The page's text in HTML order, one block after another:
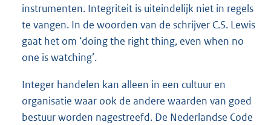
instrumenten. Integriteit is uiteindelijk niet in regels
te vangen. In de woorden van de schrijver C.S. Lewis
gaat het om ‘doing the right thing, even when no
one is watching’.
Integer handelen kan alleen in een cultuur en
organisatie waar ook de andere waarden van goed
bestuur worden nagestreefd. De Nederlandse Code